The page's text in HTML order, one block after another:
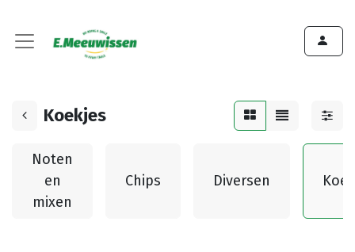
Koekjes
Noten
en
mixen
Chips Diversen